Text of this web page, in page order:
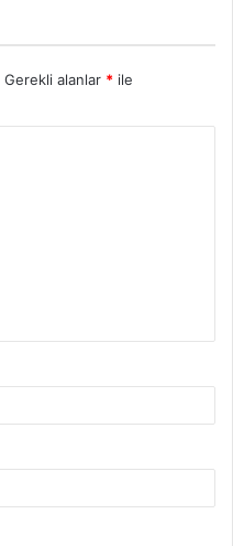
Gerekli alanlar * ile